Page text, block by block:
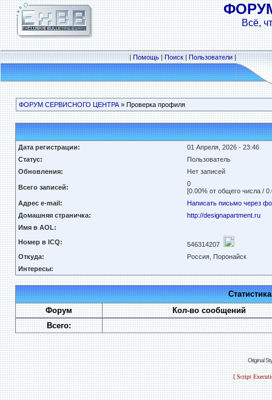
Всё,
|Помощь|Поиск|Пользователи|
ФОРУМ СЕРВИСНОГО ЦЕНТРА» Проверка профиля
Дата регистрации:
01 Апреля, 2026 - 23:46
Статус:
Пользователь
Обновления:
Нет записей
Всего записей:
0
[0.00% от общего числа /
Адрес e-mail:
Написать письмо через
Домашняя страничка:
http://designapartment.ru
Имя в AOL:
Номер в ICQ:
546314207
Откуда:
Россия, Поронайск
Интересы:
Форум
Кол-во сообщений
Всего:
Original
[ Script